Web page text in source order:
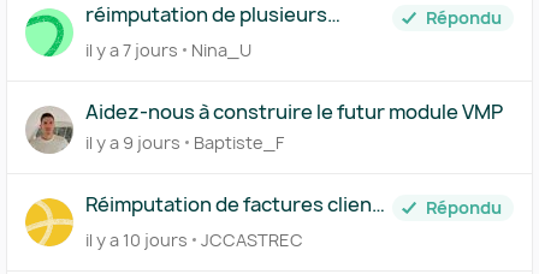
réimputation de plusieurs
achats en CC d'associé
Répondu
il y a 7 jours
Nina_U
Aidez-nous à construire le futur module VMP
il y a 9 jours Baptiste_F
Réimputation de factures clients
générée sur Pennylane
interdite!
Répondu
il y a 10 jours
JCCASTREC